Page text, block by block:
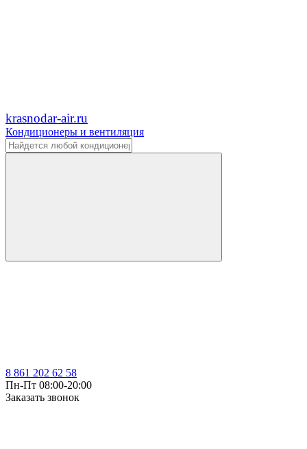
krasnodar-air.ru
Кондиционеры и вентиляция
8 861 202 62 58
Пн-Пт 08:00-20:00
Заказать звонок